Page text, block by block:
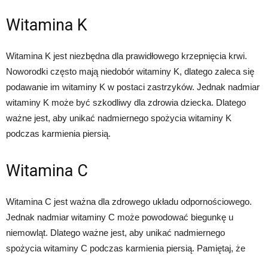
Witamina K
Witamina K jest niezbędna dla prawidłowego krzepnięcia krwi.
Noworodki często mają niedobór witaminy K, dlatego zaleca się
podawanie im witaminy K w postaci zastrzyków. Jednak nadmiar
witaminy K może być szkodliwy dla zdrowia dziecka. Dlatego
ważne jest, aby unikać nadmiernego spożycia witaminy K
podczas karmienia piersią.
Witamina C
Witamina C jest ważna dla zdrowego układu odpornościowego.
Jednak nadmiar witaminy C może powodować biegunkę u
niemowląt. Dlatego ważne jest, aby unikać nadmiernego
spożycia witaminy C podczas karmienia piersią. Pamiętaj, że